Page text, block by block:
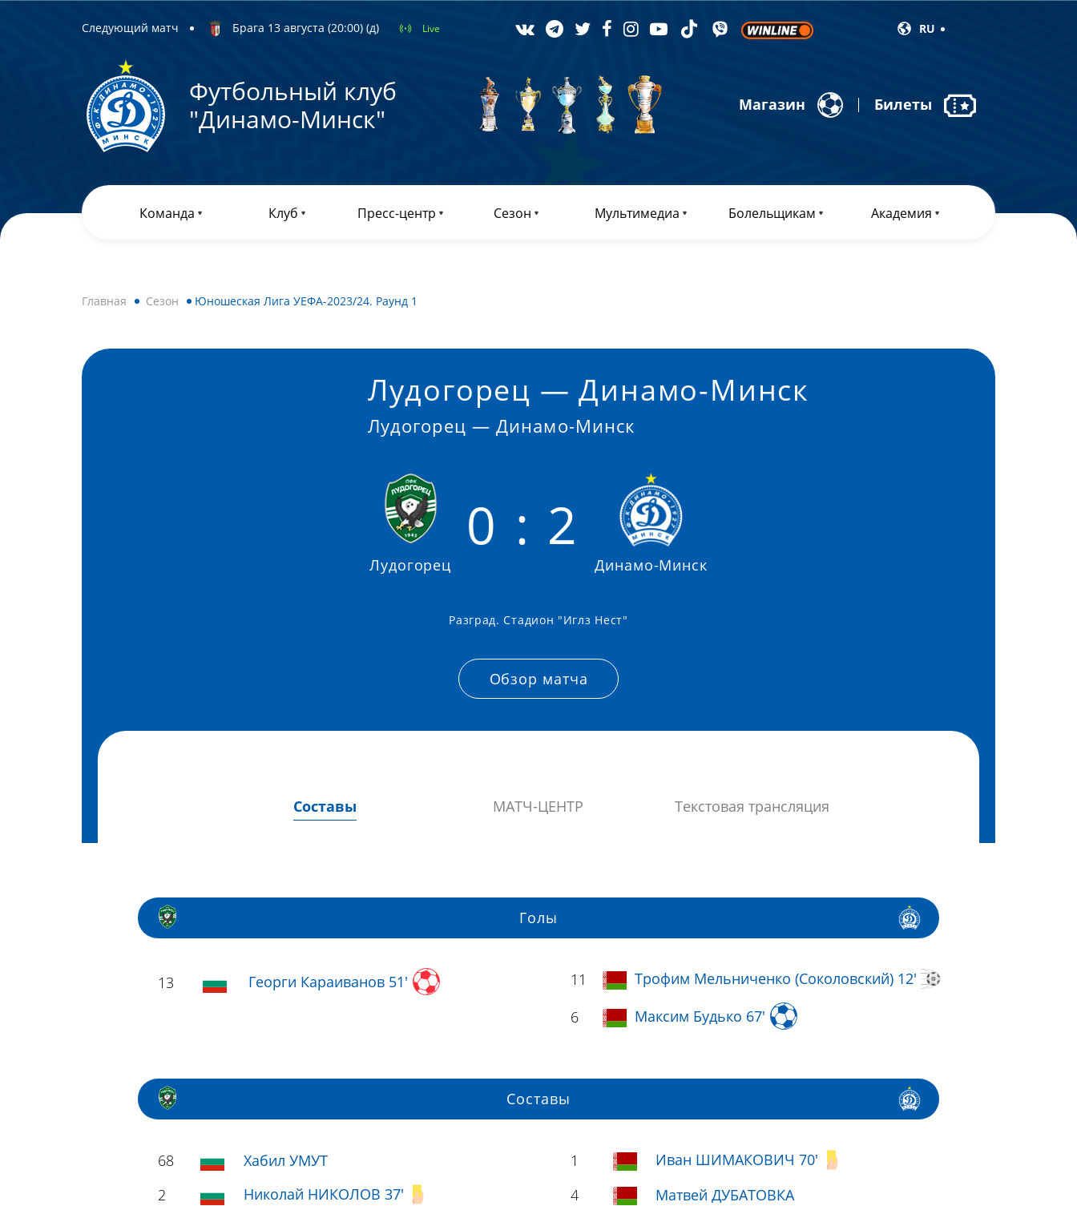
Следующий матч Брага 13 августа (20:00) (д) Live RU
Футбольный клуб
"Динамо-Минск"
Магазин Билеты
Команда Клуб Пресс-центр Сезон Мультимедиа Болельщикам Академия
Главная Сезон Юношеская Лига УЕФА-2023/24. Раунд 1
Лудогорец — Динамо-Минск
Лудогорец — Динамо-Минск
Лудогорец
0 : 2
Динамо-Минск
Разград. Стадион "Иглз Нест"
Обзор матча
Составы МАТЧ-ЦЕНТР Текстовая трансляция
Голы
13 Георги Караиванов 51' 11
Трофим Мельниченко (Соколовский) 12'
6
Максим Будько 67'
Составы
68
Хабил УМУТ
2
Николай НИКОЛОВ 37'
1
Иван ШИМАКОВИЧ 70'
4
Матвей ДУБАТОВКА